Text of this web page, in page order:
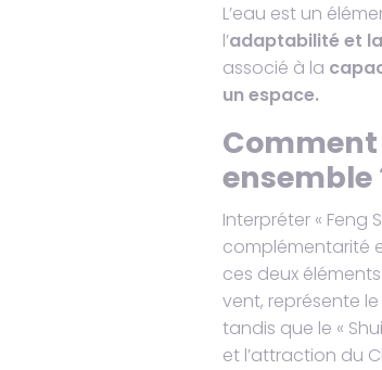
L’eau est un
l’adaptabilité et
associé à la
un espace.
Comment
ensemble
Interpréter « Feng
complémentarité
ces deux
vent, représente
tandis que le «
et l’attraction du